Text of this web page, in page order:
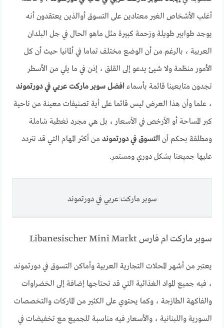
أغلب الأشخاص الغير معتادين على التسوق أوالذين يعتقدون أنه
يوجد طوابير طويلة وزحمة كبيرة مثل ماهو الحال في جل البلدان
العربية ، بالرغم من أن الوضع مختلف تماما في ألمانيا حيث أن كل
الأمور منظمة ولا شيئ يدعو إلى القلق ، إذن في ما يلي من الأسطر
تجدون متابعينا قائمة بأسماءافضل سوبر ماركت عربي في دورتموند
، علما وأن هذا العرض ليس قائما على أية تصنيفات معينة من ناحية
كبر المساحة أو الأرخص في الأسعار ، بل هي مجرد تغطية شاملة
ومطلقة بحكم أنالتسوق في دورتموند من أكثر المهام التي قد نتردد
عليها جميعنا بشكل دوري ومستمر.
سوبر ماركت عربي في دورتموند
سوبر ماركت ام فارس Libanesischer Mini Markt
يعتبر من أشهر المحلات التجارية العربية وأماكن التسوق في دورتموند
، فيه جميع المواد الغذائية التي قد تحتاجها إضافة إلى الخضراوات
والفاكهة الطازجة ، وكما يحتوي على الكثير من الماركات والتخصصات
السورية واللبنانية ، والأسعار فيه مناسبة للجميع مع تخفيضات في